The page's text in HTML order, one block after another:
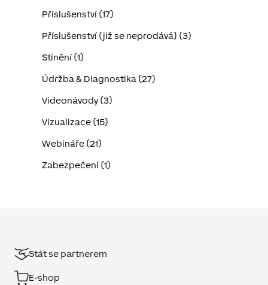
Příslušenství (17)
Příslušenství (již se neprodává) (3)
Stínění (1)
Údržba & Diagnostika (27)
Videonávody (3)
Vizualizace (15)
Webináře (21)
Zabezpečení (1)
Stát se partnerem
E-shop